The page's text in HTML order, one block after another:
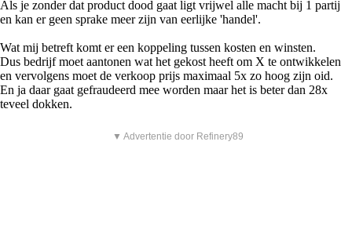
Als je zonder dat product dood gaat ligt vrijwel alle macht bij 1 partij
en kan er geen sprake meer zijn van eerlijke 'handel'.
Wat mij betreft komt er een koppeling tussen kosten en winsten.
Dus bedrijf moet aantonen wat het gekost heeft om X te ontwikkelen
en vervolgens moet de verkoop prijs maximaal 5x zo hoog zijn oid.
En ja daar gaat gefraudeerd mee worden maar het is beter dan 28x
teveel dokken.
▼ Advertentie door Refinery89